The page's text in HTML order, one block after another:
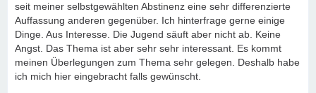
seit meiner selbstgewählten Abstinenz eine sehr differenzierte
Auffassung anderen gegenüber. Ich hinterfrage gerne einige
Dinge. Aus Interesse. Die Jugend säuft aber nicht ab. Keine
Angst. Das Thema ist aber sehr sehr interessant. Es kommt
meinen Überlegungen zum Thema sehr gelegen. Deshalb habe
ich mich hier eingebracht falls gewünscht.